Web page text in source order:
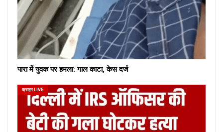
पारा में युवक पर हमला: गाल काटा, केस दर्ज
क्राइम LIVE